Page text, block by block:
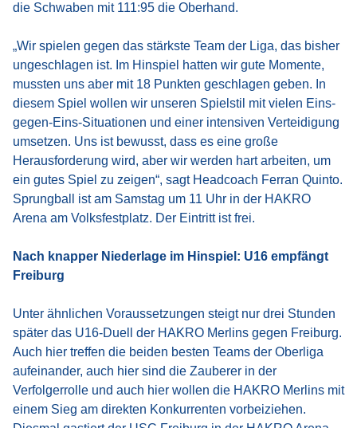
die Schwaben mit 111:95 die Oberhand.
„Wir spielen gegen das stärkste Team der Liga, das bisher
ungeschlagen ist. Im Hinspiel hatten wir gute Momente,
mussten uns aber mit 18 Punkten geschlagen geben. In
diesem Spiel wollen wir unseren Spielstil mit vielen Eins-
gegen-Eins-Situationen und einer intensiven Verteidigung
umsetzen. Uns ist bewusst, dass es eine große
Herausforderung wird, aber wir werden hart arbeiten, um
ein gutes Spiel zu zeigen“, sagt Headcoach Ferran Quinto.
Sprungball ist am Samstag um 11 Uhr in der HAKRO
Arena am Volksfestplatz. Der Eintritt ist frei.
Nach knapper Niederlage im Hinspiel: U16 empfängt
Freiburg
Unter ähnlichen Voraussetzungen steigt nur drei Stunden
später das U16-Duell der HAKRO Merlins gegen Freiburg.
Auch hier treffen die beiden besten Teams der Oberliga
aufeinander, auch hier sind die Zauberer in der
Verfolgerrolle und auch hier wollen die HAKRO Merlins mit
einem Sieg am direkten Konkurrenten vorbeiziehen.